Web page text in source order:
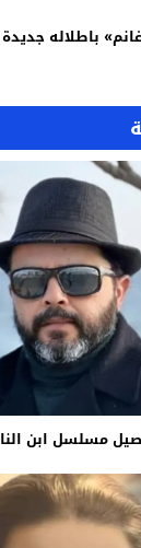
باطلاله